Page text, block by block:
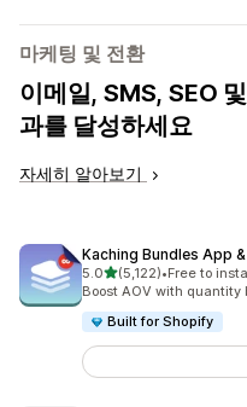
마케팅 및 전환
이메일, SMS, SEO
과를 달성하세요
자세히 알아보기
Kaching Bundles App
5.0별 5개 중
(5,122)
총 리뷰 5122개
•Free to
Boost AOV with quantity
Built for Shopify